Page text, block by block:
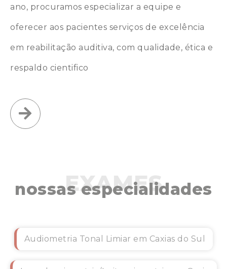
ano, procuramos especializar a equipe e
oferecer aos pacientes serviços de excelência
em reabilitação auditiva, com qualidade, ética e
respaldo cientifico
EXAMES
nossas especialidades
Audiometria Tonal Limiar em Caxias do Sul